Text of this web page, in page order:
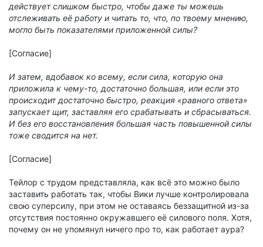
действует слишком быстро, чтобы даже ты можешь
отслеживать её работу и читать то, что, по твоему мнению,
могло быть показателями приложенной силы?
[Согласие]
И затем, вдобавок ко всему, если сила, которую она
приложила к чему-то, достаточно большая, или если это
происходит достаточно быстро, реакция «равного ответа»
запускает щит, заставляя его срабатывать и сбрасываться.
И без его восстановления большая часть повышенной силы
тоже сводится на нет.
[Согласие]
Тейлор с трудом представляла, как всё это можно было
заставить работать так, чтобы Вики лучше контролировала
свою суперсилу, при этом не оставаясь беззащитной из-за
отсутствия постоянно окружавшего её силового поля. Хотя,
почему он не упомянул ничего про то, как работает аура?